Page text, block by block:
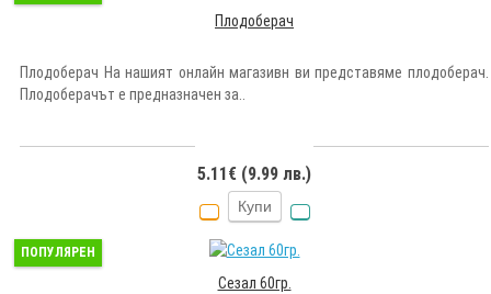
Плодоберач
Плодоберач На нашият онлайн магазивн ви представяме плодоберач.
Плодоберачът е предназначен за..
5.11€ (9.99 лв.)
Купи
ПОПУЛЯРЕН
Сезал 60гр.